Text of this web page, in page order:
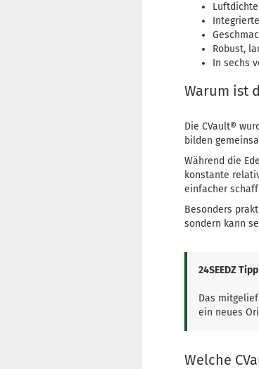
Robust,
In sechs
Warum ist
Die CVault®
bilden
Während die
konstante
einfacher
Besonders
sondern kann
24SEEDZ Tipp
Das
ein neues
Welche